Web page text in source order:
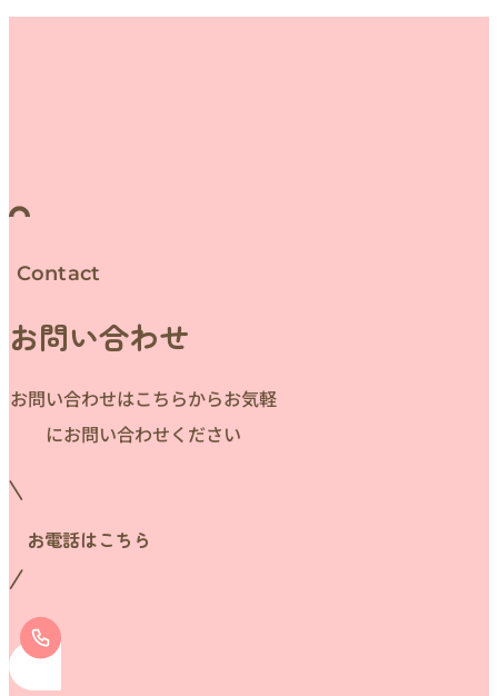
Contact
お問い合わせ
お問い合わせはこちらからお気軽
にお問い合わせください
お電話はこちら